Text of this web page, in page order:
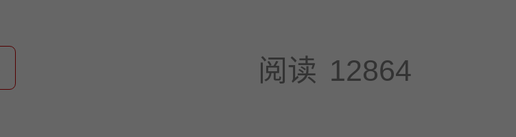
阅读 12864